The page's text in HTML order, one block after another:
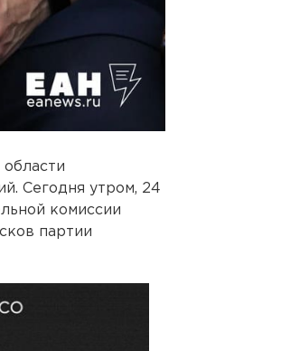
Сегодня утром, 24
комиссии
партии